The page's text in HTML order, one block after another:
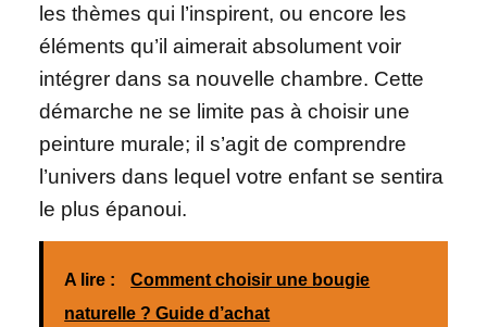
les thèmes qui l’inspirent, ou encore les
éléments qu’il aimerait absolument voir
intégrer dans sa nouvelle chambre. Cette
démarche ne se limite pas à choisir une
peinture murale; il s’agit de comprendre
l’univers dans lequel votre enfant se sentira
le plus épanoui.
A lire :
Comment choisir une bougie
naturelle ? Guide d’achat